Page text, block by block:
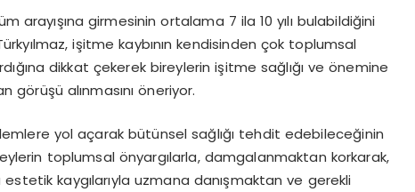
arayışına girmesinin ortalama 7 ila 10 yılı bulabildiğini
işitme kaybının kendisinden çok toplumsal
dikkat çekerek bireylerin işitme sağlığı ve önemine
görüşü alınmasını öneriyor.
yol açarak bütünsel sağlığı tehdit edebileceğinin
toplumsal önyargılarla, damgalanmaktan korkarak,
kaygılarıyla uzmana danışmaktan ve gerekli